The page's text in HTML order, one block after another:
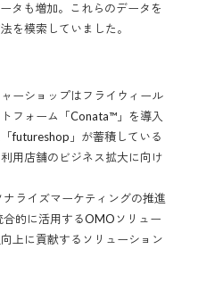
タも増加。これらのデータを
を模索していました。
ーショップはフライウィール
フォーム「Conata™」を導入
futureshop」が蓄積している
用店舗のビジネス拡大に向け
ライズマーケティングの推進
的に活用するOMOソリュー
上に貢献するソリューション